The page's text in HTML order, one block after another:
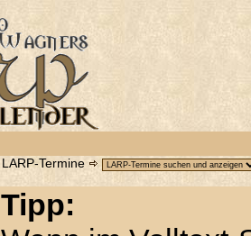
LARP-Termine
Tipp: